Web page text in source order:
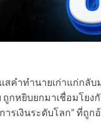
สคำทำนายเก่าแก่กลั
ถูกหยิบยกมาเชื่อมโย
ารเงินระดับโลก” ที่ถูก